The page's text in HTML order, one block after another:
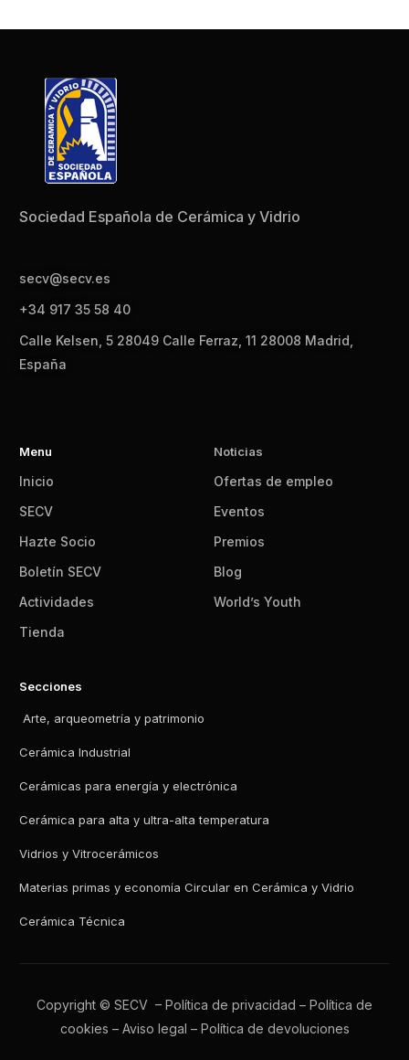
Sociedad Española de Cerámica y Vidrio
secv@secv.es
+34 917 35 58 40
Calle Kelsen, 5 28049 Calle Ferraz, 11 28008 Madrid,
España
Menu
Inicio
SECV
Hazte Socio
Boletín SECV
Actividades
Tienda
Noticias
Ofertas de empleo
Eventos
Premios
Blog
World’s Youth
Secciones
Arte, arqueometría y patrimonio
Cerámica Industrial
Cerámicas para energía y electrónica
Cerámica para alta y ultra-alta temperatura
Vidrios y Vitrocerámicos
Materias primas y economía Circular en Cerámica y Vidrio
Cerámica Técnica
Copyright © SECV – Política de privacidad – Política de
cookies – Aviso legal – Política de devoluciones